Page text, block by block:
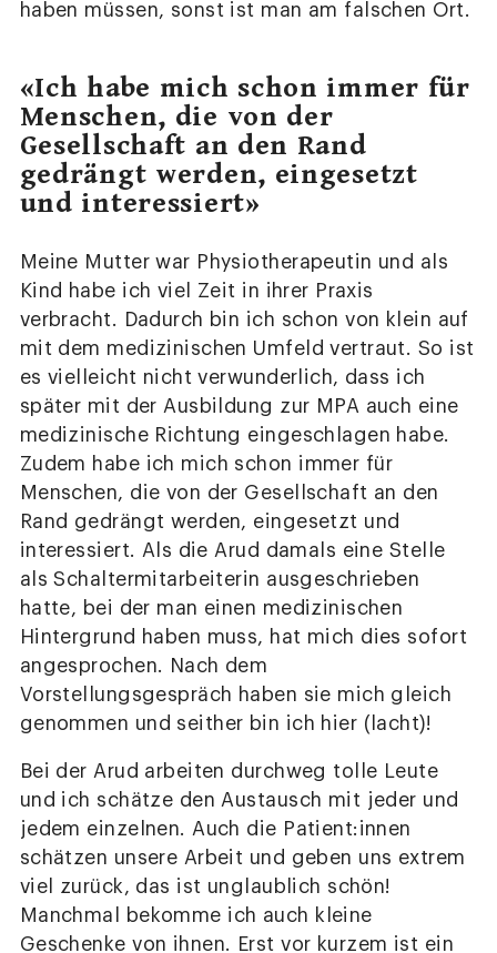
haben müssen, sonst ist man am falschen Ort.
«Ich habe mich schon immer für
Menschen, die von der
Gesellschaft an den Rand
gedrängt werden, eingesetzt
und interessiert»
Meine Mutter war Physiotherapeutin und als
Kind habe ich viel Zeit in ihrer Praxis
verbracht. Dadurch bin ich schon von klein auf
mit dem medizinischen Umfeld vertraut. So ist
es vielleicht nicht verwunderlich, dass ich
später mit der Ausbildung zur MPA auch eine
medizinische Richtung eingeschlagen habe.
Zudem habe ich mich schon immer für
Menschen, die von der Gesellschaft an den
Rand gedrängt werden, eingesetzt und
interessiert. Als die Arud damals eine Stelle
als Schaltermitarbeiterin ausgeschrieben
hatte, bei der man einen medizinischen
Hintergrund haben muss, hat mich dies sofort
angesprochen. Nach dem
Vorstellungsgespräch haben sie mich gleich
genommen und seither bin ich hier (lacht)!
Bei der Arud arbeiten durchweg tolle Leute
und ich schätze den Austausch mit jeder und
jedem einzelnen. Auch die Patient:innen
schätzen unsere Arbeit und geben uns extrem
viel zurück, das ist unglaublich schön!
Manchmal bekomme ich auch kleine
Geschenke von ihnen. Erst vor kurzem ist ein